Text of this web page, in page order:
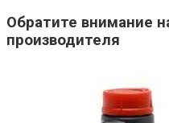
Обратите внимание
производителя